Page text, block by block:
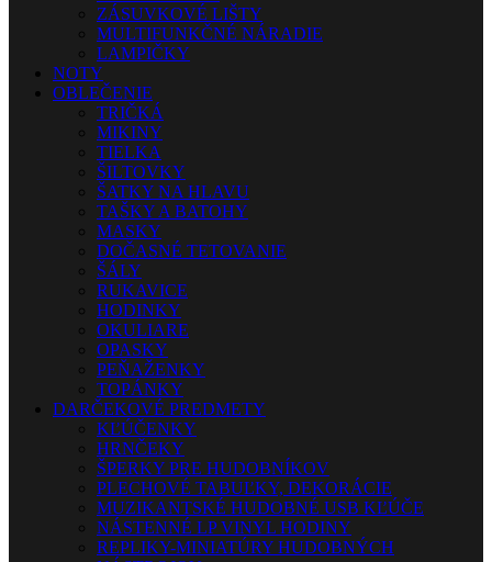
ZÁSUVKOVÉ LIŠTY
MULTIFUNKČNÉ NÁRADIE
LAMPIČKY
NOTY
OBLEČENIE
TRIČKÁ
MIKINY
TIELKA
ŠILTOVKY
ŠATKY NA HLAVU
TAŠKY A BATOHY
MASKY
DOČASNÉ TETOVANIE
ŠÁLY
RUKAVICE
HODINKY
OKULIARE
OPASKY
PEŇAŽENKY
TOPÁNKY
DARČEKOVÉ PREDMETY
KĽÚČENKY
HRNČEKY
ŠPERKY PRE HUDOBNÍKOV
PLECHOVÉ TABUĽKY, DEKORÁCIE
MUZIKANTSKÉ HUDOBNÉ USB KĽÚČE
NÁSTENNÉ LP VINYL HODINY
REPLIKY-MINIATÚRY HUDOBNÝCH